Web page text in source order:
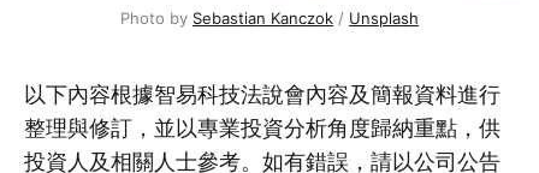
Photo by Sebastian Kanczok / Unsplash
以下內容根據智易科技法說會內容及簡報資料進行
整理與修訂，並以專業投資分析角度歸納重點，供
投資人及相關人士參考。如有錯誤，請以公司公告